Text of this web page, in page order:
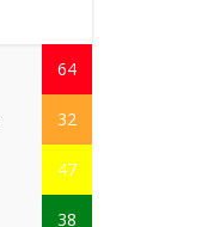
64
32
47
38